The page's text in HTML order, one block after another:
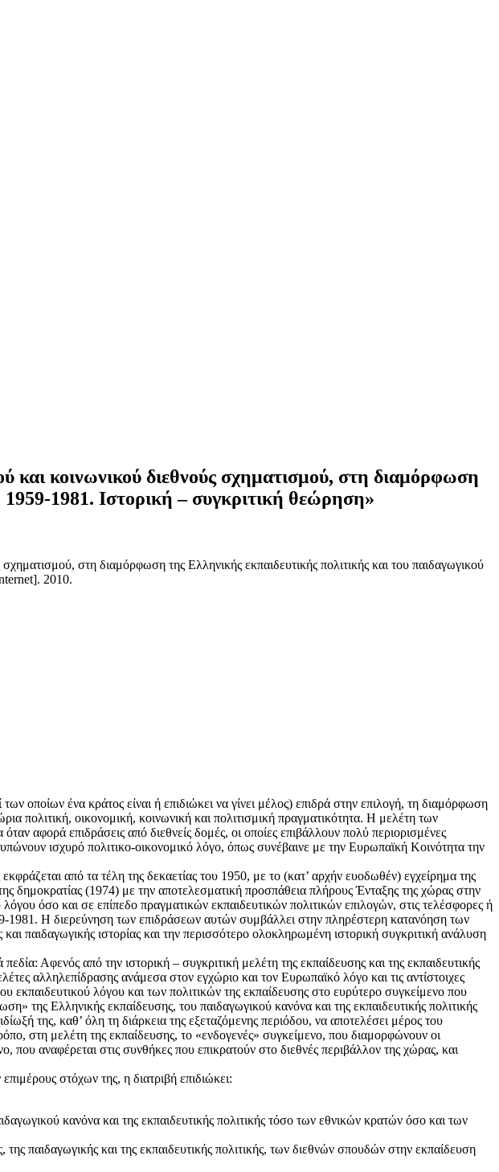
και κοινωνικού διεθνούς σχηματισμού, στη διαμόρφωση
1959-1981. Ιστορική – συγκριτική θεώρηση»
στη διαμόρφωση της Ελληνικής εκπαιδευτικής πολιτικής και του παιδαγωγικού
2010.
των οποίων ένα κράτος είναι ή επιδιώκει να γίνει μέλος) επιδρά στην επιλογή, τη διαμόρφωση
πολιτική, οικονομική, κοινωνική και πολιτισμική πραγματικότητα. Η μελέτη των
αφορά επιδράσεις από διεθνείς δομές, οι οποίες επιβάλλουν πολύ περιορισμένες
ισχυρό πολιτικο-οικονομικό λόγο, όπως συνέβαινε με την Ευρωπαϊκή Κοινότητα την
από τα τέλη της δεκαετίας του 1950, με το (κατ’ αρχήν ευοδωθέν) εγχείρημα της
δημοκρατίας (1974) με την αποτελεσματική προσπάθεια πλήρους Ένταξης της χώρας στην
όσο και σε επίπεδο πραγματικών εκπαιδευτικών πολιτικών επιλογών, στις τελέσφορες ή
1981. Η διερεύνηση των επιδράσεων αυτών συμβάλλει στην πληρέστερη κατανόηση των
παιδαγωγικής ιστορίας και την περισσότερο ολοκληρωμένη ιστορική συγκριτική ανάλυση
Αφενός από την ιστορική – συγκριτική μελέτη της εκπαίδευσης και της εκπαιδευτικής
αλληλεπίδρασης ανάμεσα στον εγχώριο και τον Ευρωπαϊκό λόγο και τις αντίστοιχες
εκπαιδευτικού λόγου και των πολιτικών της εκπαίδευσης στο ευρύτερο συγκείμενο που
της Ελληνικής εκπαίδευσης, του παιδαγωγικού κανόνα και της εκπαιδευτικής πολιτικής
της, καθ’ όλη τη διάρκεια της εξεταζόμενης περιόδου, να αποτελέσει μέρος του
στη μελέτη της εκπαίδευσης, το «ενδογενές» συγκείμενο, που διαμορφώνουν οι
που αναφέρεται στις συνθήκες που επικρατούν στο διεθνές περιβάλλον της χώρας, και
στόχων της, η διατριβή επιδιώκει:
κανόνα και της εκπαιδευτικής πολιτικής τόσο των εθνικών κρατών όσο και των
παιδαγωγικής και της εκπαιδευτικής πολιτικής, των διεθνών σπουδών στην εκπαίδευση